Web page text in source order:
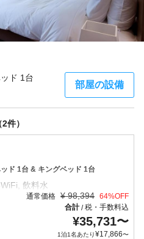
ド 1台
部屋の設備
件）
ド 1台 & キングベッド 1台
通常価格 ¥ 98,394 64%OFF
合計/税・手数料込
¥35,731〜
1泊1名あたり¥17,866〜